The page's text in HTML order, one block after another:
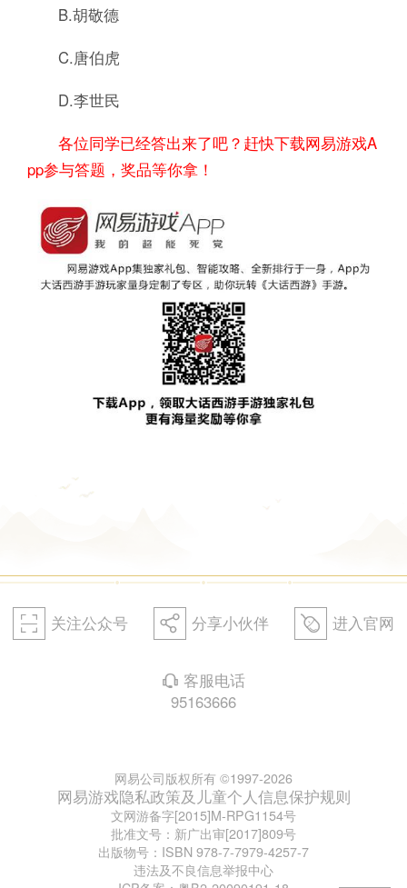
B.胡敬德
C.唐伯虎
D.李世民
各位同学已经答出来了吧？赶快下载网易游戏A
pp参与答题，奖品等你拿！
򰀁 关注公众号 򰀂 分享小伙伴 򰀄 进入官网
򰀃 客服电话
95163666
网易公司版权所有 ©1997-2026
网易游戏隐私政策及儿童个人信息保护规则
文网游备字[2015]M-RPG1154号
批准文号：新广出审[2017]809号
出版物号：ISBN 978-7-7979-4257-7
违法及不良信息举报中心